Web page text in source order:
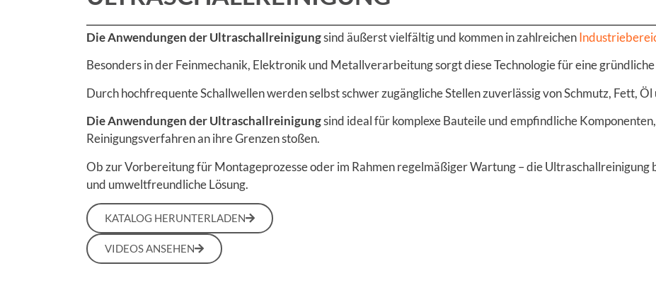
Die Anwendungen der Ultraschallreinigungsind äußerst vielfältig und kommen in zahlreichen
Besonders in der Feinmechanik, Elektronik und Metallverarbeitung sorgt diese Technologie für eine
Durch hochfrequente Schallwellen werden selbst schwer zugängliche Stellen zuverlässig von Schmutz, Fett,
Die Anwendungen der Ultraschallreinigungsind ideal für komplexe Bauteile und empfindliche
Reinigungsverfahren an ihre Grenzen stoßen.
Ob zur Vorbereitung für Montageprozesse oder im Rahmen regelmäßiger Wartung – die Ultraschallreinigung
und umweltfreundliche Lösung.
KATALOG HERUNTERLADEN
VIDEOS ANSEHEN